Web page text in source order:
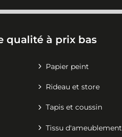
qualité à prix bas
Papier peint
Rideau et store
Tapis et coussin
Tissu d'ameublement